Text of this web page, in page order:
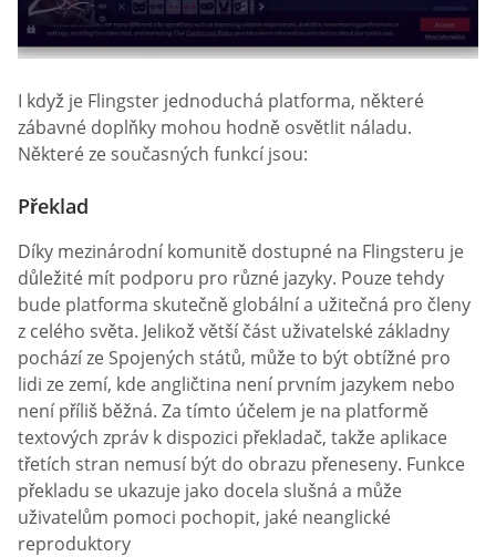
I když je Flingster jednoduchá platforma, některé
zábavné doplňky mohou hodně osvětlit náladu.
Některé ze současných funkcí jsou:
Překlad
Díky mezinárodní komunitě dostupné na Flingsteru je
důležité mít podporu pro různé jazyky. Pouze tehdy
bude platforma skutečně globální a užitečná pro členy
z celého světa. Jelikož větší část uživatelské základny
pochází ze Spojených států, může to být obtížné pro
lidi ze zemí, kde angličtina není prvním jazykem nebo
není příliš běžná. Za tímto účelem je na platformě
textových zpráv k dispozici překladač, takže aplikace
třetích stran nemusí být do obrazu přeneseny. Funkce
překladu se ukazuje jako docela slušná a může
uživatelům pomoci pochopit, jaké neanglické
reproduktory